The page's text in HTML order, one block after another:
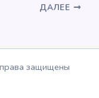
ДАЛЕЕ
защищены